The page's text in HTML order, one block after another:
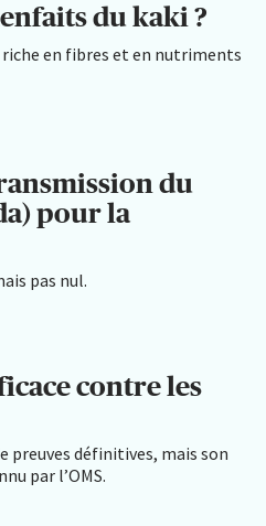
du kaki ?
riche en fibres et en nutriments
du
pour la
pas nul.
contre les
preuves définitives, mais son
par l’OMS.